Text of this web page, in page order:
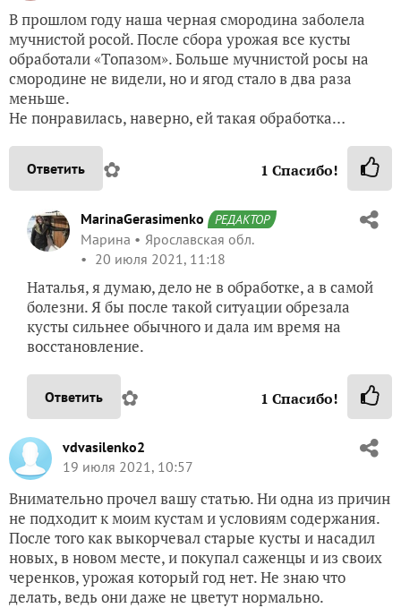
В прошлом году наша черная смородина заболела
мучнистой росой. После сбора урожая все кусты
обработали «Топазом». Больше мучнистой росы на
смородине не видели, но и ягод стало в два раза
меньше.
Не понравилась, наверно, ей такая обработка…
Ответить ✿ 1 Спасибо!
MarinaGerasimenko РЕДАКТОР
Марина
Ярославская обл.
20 июля 2021, 11:18
Наталья, я думаю, дело не в обработке, а в самой
болезни. Я бы после такой ситуации обрезала
кусты сильнее обычного и дала им время на
восстановление.
Ответить ✿ 1 Спасибо!
vdvasilenko2
19 июля 2021, 10:57
Внимательно прочел вашу статью. Ни одна из причин
не подходит к моим кустам и условиям содержания.
После того как выкорчевал старые кусты и насадил
новых, в новом месте, и покупал саженцы и из своих
черенков, урожая который год нет. Не знаю что
делать, ведь они даже не цветут нормально.